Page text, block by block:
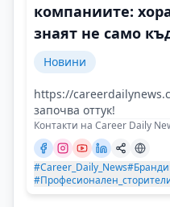
компаниите:
знаят не само
и защо
Новини
https://
започва оттук!
Контакти на Career Daily
#Career_Daily_News